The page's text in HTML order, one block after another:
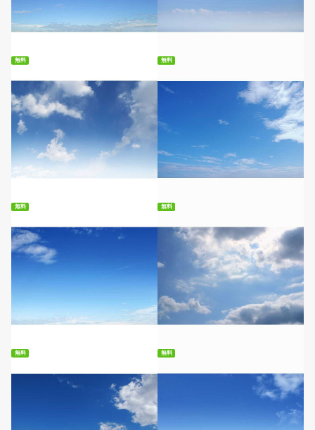
無料ダウンロード
無料
無料ダウンロード
無料
無料ダウンロード
無料
無料ダウンロード
無料
無料ダウンロード
無料 無料